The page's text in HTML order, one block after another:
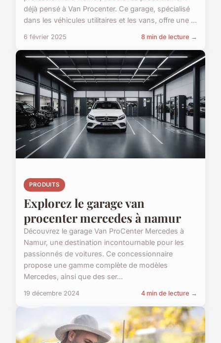
déjà pensé à Van Procenter. Ce garage, spécialisé
dans les véhicules utilitaires et les vans, offre une ...
6 février 2025 8 min de lecture →
PRODUITS
Explorez le garage van
procenter mercedes à namur
Découvrez le garage Van ProCenter Mercedes à
Namur, une destination incontournable pour les
passionnés de voitures. Ce concessionnaire
propose une gamme complète de modèles
Mercedes, ainsi que des ser...
19 décembre 2024 4 min de lecture →